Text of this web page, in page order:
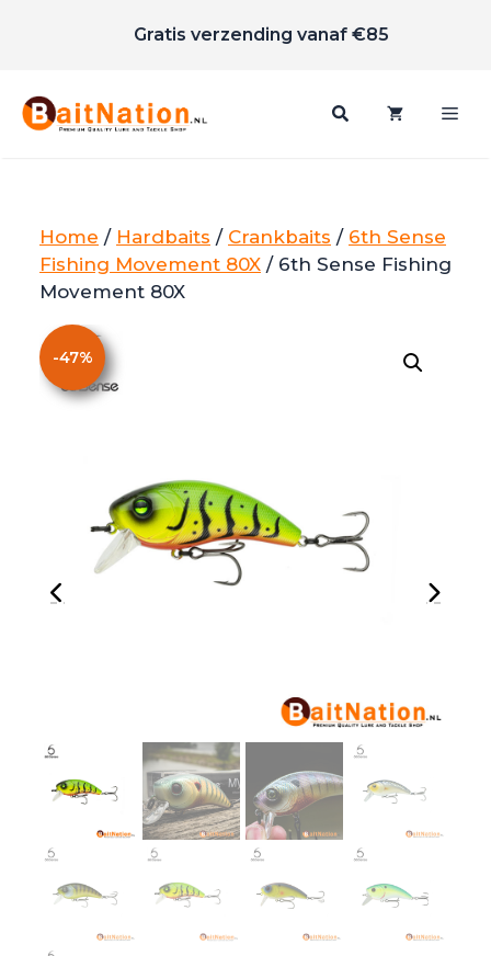
inhoud
Gratis verzending vanaf €85
Home / Hardbaits / Crankbaits / 6th Sense
Fishing Movement 80X / 6th Sense Fishing
Movement 80X
-47%